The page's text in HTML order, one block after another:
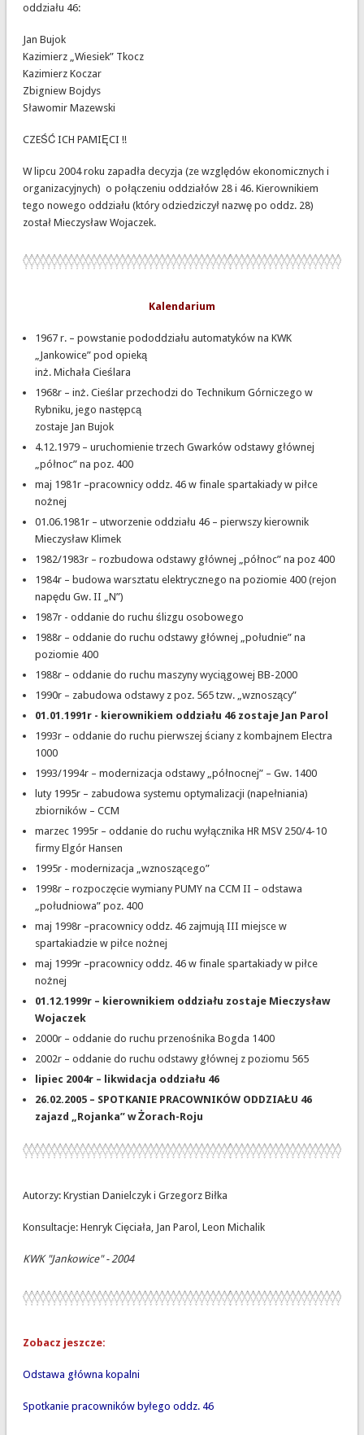
oddziału 46:
Jan Bujok
Kazimierz „Wiesiek” Tkocz
Kazimierz Koczar
Zbigniew Bojdys
Sławomir Mazewski
CZEŚĆ ICH PAMIĘCI !!
W lipcu 2004 roku zapadła decyzja (ze względów ekonomicznych i
organizacyjnych) o połączeniu oddziałów 28 i 46. Kierownikiem
tego nowego oddziału (który odziedziczył nazwę po oddz. 28)
został Mieczysław Wojaczek.
Kalendarium
1967 r. – powstanie pododdziału automatyków na KWK
„Jankowice” pod opieką
inż. Michała Cieślara
1968r – inż. Cieślar przechodzi do Technikum Górniczego w
Rybniku, jego następcą
zostaje Jan Bujok
4.12.1979 – uruchomienie trzech Gwarków odstawy głównej
„północ” na poz. 400
maj 1981r –pracownicy oddz. 46 w finale spartakiady w piłce
nożnej
01.06.1981r – utworzenie oddziału 46 – pierwszy kierownik
Mieczysław Klimek
1982/1983r – rozbudowa odstawy głównej „północ” na poz 400
1984r – budowa warsztatu elektrycznego na poziomie 400 (rejon
napędu Gw. II „N”)
1987r - oddanie do ruchu ślizgu osobowego
1988r – oddanie do ruchu odstawy głównej „południe” na
poziomie 400
1988r – oddanie do ruchu maszyny wyciągowej BB-2000
1990r – zabudowa odstawy z poz. 565 tzw. „wznoszący”
01.01.1991r - kierownikiem oddziału 46 zostaje Jan Parol
1993r – oddanie do ruchu pierwszej ściany z kombajnem Electra
1000
1993/1994r – modernizacja odstawy „północnej” – Gw. 1400
luty 1995r – zabudowa systemu optymalizacji (napełniania)
zbiorników – CCM
marzec 1995r – oddanie do ruchu wyłącznika HR MSV 250/4-10
firmy Elgór Hansen
1995r - modernizacja „wznoszącego”
1998r – rozpoczęcie wymiany PUMY na CCM II – odstawa
„południowa” poz. 400
maj 1998r –pracownicy oddz. 46 zajmują III miejsce w
spartakiadzie w piłce nożnej
maj 1999r –pracownicy oddz. 46 w finale spartakiady w piłce
nożnej
01.12.1999r – kierownikiem oddziału zostaje Mieczysław
Wojaczek
2000r – oddanie do ruchu przenośnika Bogda 1400
2002r – oddanie do ruchu odstawy głównej z poziomu 565
lipiec 2004r – likwidacja oddziału 46
26.02.2005 – SPOTKANIE PRACOWNIKÓW ODDZIAŁU 46
zajazd „Rojanka” w Żorach-Roju
Autorzy: Krystian Danielczyk i Grzegorz Biłka
Konsultacje: Henryk Cięciała, Jan Parol, Leon Michalik
KWK "Jankowice" - 2004
Zobacz jeszcze:
Odstawa główna kopalni
Spotkanie pracowników byłego oddz. 46